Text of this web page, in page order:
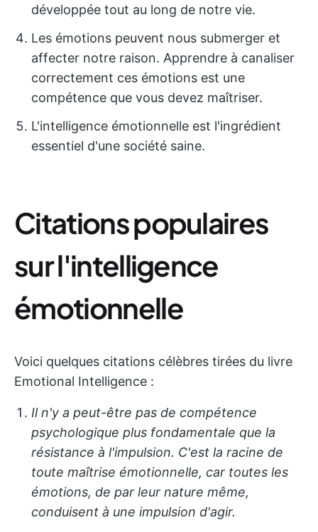
développée tout au long de notre vie.
Les émotions peuvent nous submerger et
affecter notre raison. Apprendre à canaliser
correctement ces émotions est une
compétence que vous devez maîtriser.
L'intelligence émotionnelle est l'ingrédient
essentiel d'une société saine.
Citations populaires
sur l'intelligence
émotionnelle
Voici quelques citations célèbres tirées du livre
Emotional Intelligence :
Il n'y a peut-être pas de compétence
psychologique plus fondamentale que la
résistance à l'impulsion. C'est la racine de
toute maîtrise émotionnelle, car toutes les
émotions, de par leur nature même,
conduisent à une impulsion d'agir.